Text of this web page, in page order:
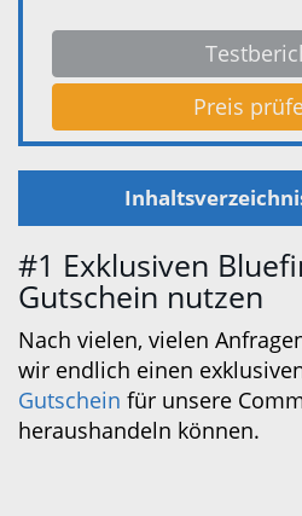
Preis
#1 Exklusiven
Gutschein nutzen
Nach vielen, vielen
wir endlich einen
Gutschein für unsere
heraushandeln können.